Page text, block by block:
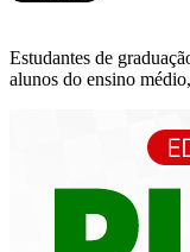
Estudantes de
alunos do ensino